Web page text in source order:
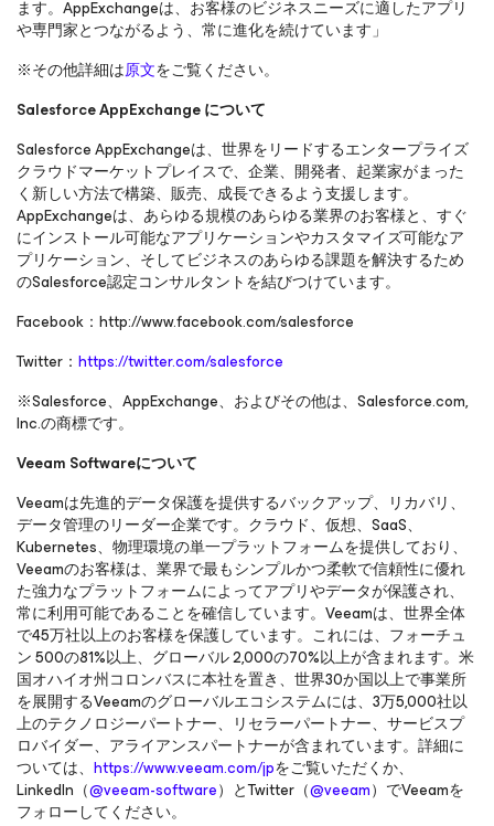
ます。AppExchangeは、お客様のビジネスニーズに適したアプリ
や専門家とつながるよう、常に進化を続けています」
※その他詳細は原文をご覧ください。
Salesforce AppExchange について
Salesforce AppExchangeは、世界をリードするエンタープライズ
クラウドマーケットプレイスで、企業、開発者、起業家がまった
く新しい方法で構築、販売、成長できるよう支援します。
AppExchangeは、あらゆる規模のあらゆる業界のお客様と、すぐ
にインストール可能なアプリケーションやカスタマイズ可能なア
プリケーション、そしてビジネスのあらゆる課題を解決するため
のSalesforce認定コンサルタントを結びつけています。
Facebook：http://www.facebook.com/salesforce
Twitter： https://twitter.com/salesforce
※Salesforce、AppExchange、およびその他は、Salesforce.com,
Inc.の商標です。
Veeam Softwareについて
Veeamは先進的データ保護を提供するバックアップ、リカバリ、
データ管理のリーダー企業です。クラウド、仮想、SaaS、
Kubernetes、物理環境の単一プラットフォームを提供しており、
Veeamのお客様は、業界で最もシンプルかつ柔軟で信頼性に優れ
た強力なプラットフォームによってアプリやデータが保護され、
常に利用可能であることを確信しています。Veeamは、世界全体
で45万社以上のお客様を保護しています。これには、フォーチュ
ン 500の81%以上、グローバル 2,000の70%以上が含まれます。米
国オハイオ州コロンバスに本社を置き、世界30か国以上で事業所
を展開するVeeamのグローバルエコシステムには、3万5,000社以
上のテクノロジーパートナー、リセラーパートナー、サービスプ
ロバイダー、アライアンスパートナーが含まれています。詳細に
ついては、 https://www.veeam.com/jpをご覧いただくか、
LinkedIn（@veeam-software）とTwitter（@veeam）でVeeamを
フォローしてください。